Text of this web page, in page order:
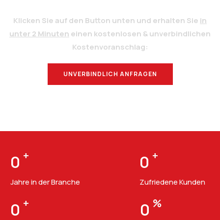
Klicken Sie auf den Button unten und erhalten Sie in
unter 2 Minuten einen kostenlosen & unverbindlichen
Kostenvoranschlag:
UNVERBINDLICH ANFRAGEN
0 +
Jahre in der Branche
0 +
Zufriedene Kunden
0 + 0 %